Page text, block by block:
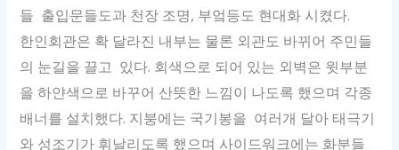
들 출입문들도과 천장 조명, 부엌등도 현대화 시켰다.
한인회관은 확 달라진 내부는 물론 외관도 바뀌어 주민들
의 눈길을 끌고 있다. 회색으로 되어 있는 외벽은 윗부분
을 하얀색으로 바꾸어 산뜻한 느낌이 나도록 했으며 각종
배너를 설치했다. 지붕에는 국기봉을 여러개 달아 태극기
와 성조기가 휘날리도록 했으며 사이드워크에는 화분들